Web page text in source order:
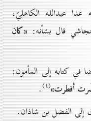
عبدالله الكاهليّ،
قال بشأنه:«كان
قصّرت أفطرت»(٤) .
إلى الفضل بن شاذان.